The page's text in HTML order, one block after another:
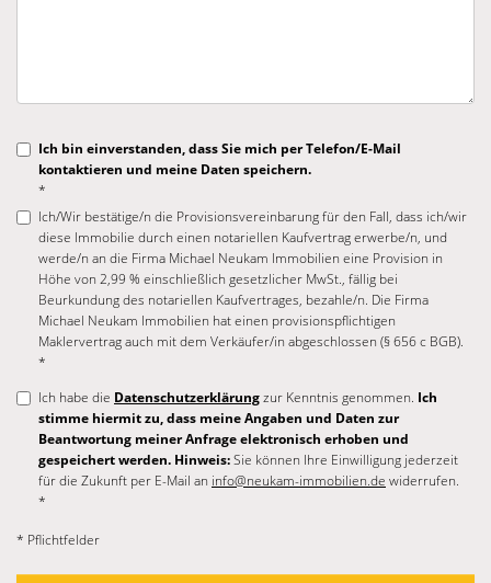
Ich bin einverstanden, dass Sie mich per Telefon/E-Mail
kontaktieren und meine Daten speichern.
*
Ich/Wir bestätige/n die Provisionsvereinbarung für den Fall, dass ich/wir
diese Immobilie durch einen notariellen Kaufvertrag erwerbe/n, und
werde/n an die Firma Michael Neukam Immobilien eine Provision in
Höhe von 2,99 % einschließlich gesetzlicher MwSt., fällig bei
Beurkundung des notariellen Kaufvertrages, bezahle/n. Die Firma
Michael Neukam Immobilien hat einen provisionspflichtigen
Maklervertrag auch mit dem Verkäufer/in abgeschlossen (§ 656 c BGB).
*
Ich habe die Datenschutzerklärungzur Kenntnis genommen. Ich
stimme hiermit zu, dass meine Angaben und Daten zur
Beantwortung meiner Anfrage elektronisch erhoben und
gespeichert werden. Hinweis:Sie können Ihre Einwilligung jederzeit
für die Zukunft per E-Mail an info@neukam-immobilien.de widerrufen.
*
* Pflichtfelder